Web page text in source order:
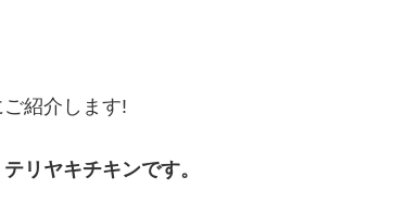
紹介します!
リヤキチキンです。